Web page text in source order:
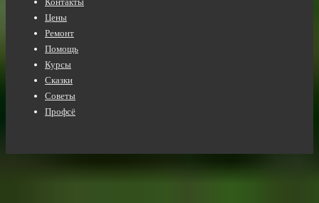
Цены
Ремонт
Помощь
Курсы
Сказки
Советы
Профсё